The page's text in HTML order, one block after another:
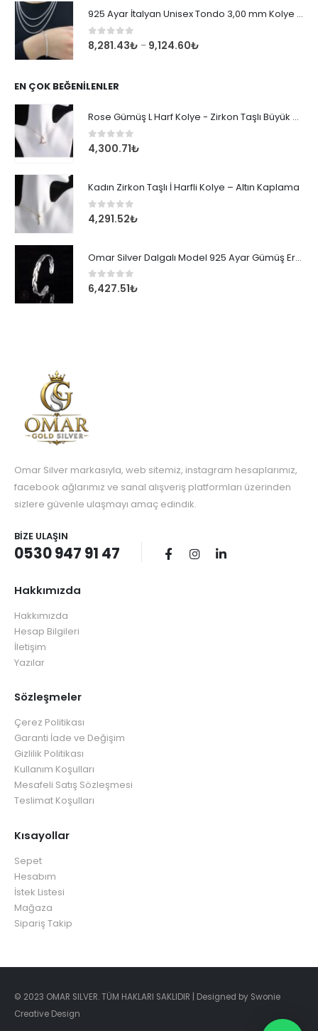
925 Ayar İtalyan Unisex Tondo 3,00 mm Kolye Zincir
0 out of 5
8,281.43₺ – 9,124.60₺
EN ÇOK BEĞENILENLER
Rose Gümüş L Harf Kolye - Zirkon Taşlı Büyük Boy Kadın Kolyesi
0 out of 5
4,300.71₺
Kadın Zirkon Taşlı İ Harfli Kolye – Altın Kaplama
0 out of 5
4,291.52₺
Omar Silver Dalgalı Model 925 Ayar Gümüş Erkek Bileklik
0 out of 5
6,427.51₺
Omar Silver markasıyla, web sitemiz, instagram hesaplarımız,
facebook ağlarımız ve sanal alışveriş platformları üzerinden
sizlere güvenle ulaşmayı amaç edindik.
BIZE ULAŞIN
0530 947 91 47
Hakkımızda
Hakkımızda
Hesap Bilgileri
İletişim
Yazılar
Sözleşmeler
Çerez Politikası
Garanti İade ve Değişim
Gizlilik Politikası
Kullanım Koşulları
Mesafeli Satış Sözleşmesi
Teslimat Koşulları
Kısayollar
Sepet
Hesabım
İstek Listesi
Mağaza
Sipariş Takip
© 2023 OMAR SILVER. TÜM HAKLARI SAKLIDIR | Designed by Swonie
Creative Design